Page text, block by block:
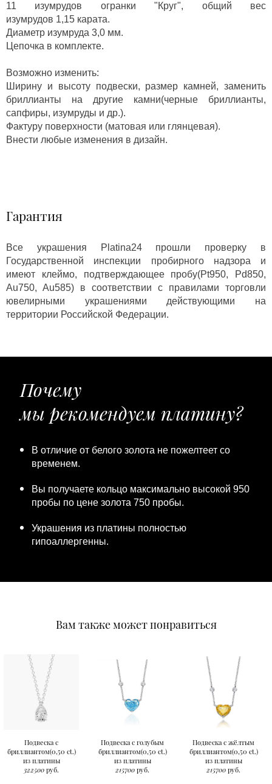
11 изумрудов огранки "Круг", общий вес
изумрудов 1,15 карата.
Диаметр изумруда 3,0 мм.
Цепочка в комплекте.
Возможно изменить:
Ширину и высоту подвески, размер камней, заменить
бриллианты на другие камни(черные бриллианты,
сапфиры, изумруды и др.).
Фактуру поверхности (матовая или глянцевая).
Внести любые изменения в дизайн.
Гарантия
Все украшения Platina24 прошли проверку в
Государственной инспекции пробирного надзора и
имеют клеймо, подтверждающее пробу(Pt950, Pd850,
Au750, Au585) в соответствии с правилами торговли
ювелирными украшениями действующими на
территории Российской Федерации.
Почему
мы рекомендуем платину?
В отличие от белого золота не пожелтеет со
временем.
Вы получаете кольцо максимально высокой 950
пробы по цене золота 750 пробы.
Украшения из платины полностью
гипоаллергенны.
Вам также может понравиться
Подвеска с
бриллиантом(0,50 ct.)
из платины
322500 руб.
Подвеска с голубым
бриллиантом(0,50 ct.)
из платины
215700 руб.
Подвеска с жёлтым
бриллиантом(0,50 ct.)
из платины
215700 руб.